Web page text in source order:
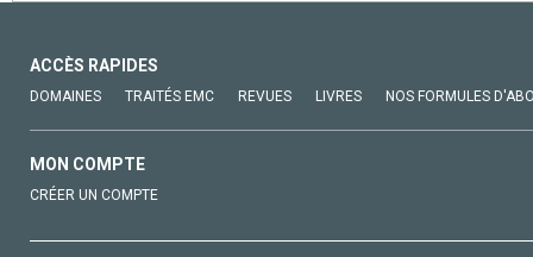
ACCÈS RAPIDES
DOMAINES TRAITÉS EMC REVUES LIVRES NOS FORMULES
MON COMPTE
CRÉER UN COMPTE